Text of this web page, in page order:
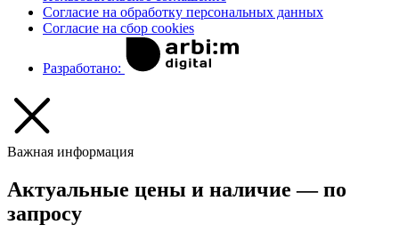
Согласие на обработку персональных данных
Согласие на сбор cookies
Разработано:
Важная информация
Актуальные цены и наличие — по
запросу